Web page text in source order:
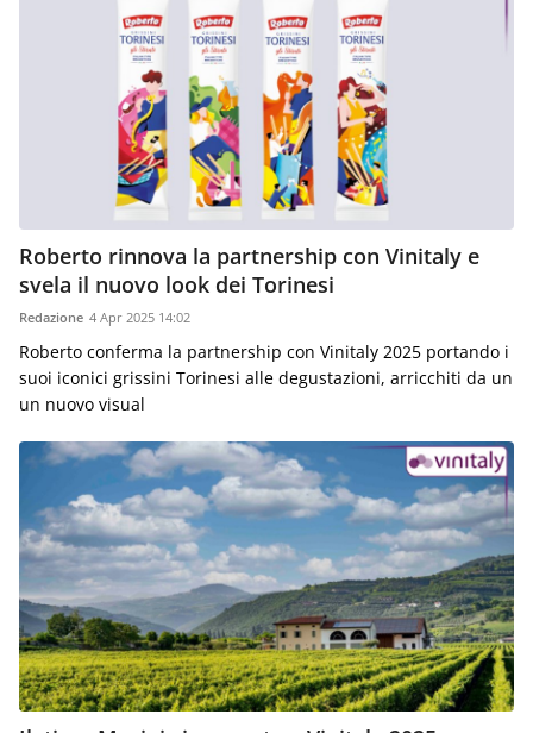
Roberto rinnova la partnership con Vinitaly e
svela il nuovo look dei Torinesi
Redazione 4 Apr 2025 14:02
Roberto conferma la partnership con Vinitaly 2025 portando i
suoi iconici grissini Torinesi alle degustazioni, arricchiti da un
un nuovo visual